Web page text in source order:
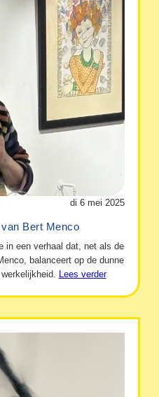
di 6 mei 2025
Bert Menco
in een verhaal dat, net als de
balanceert op de dunne
Lees verder